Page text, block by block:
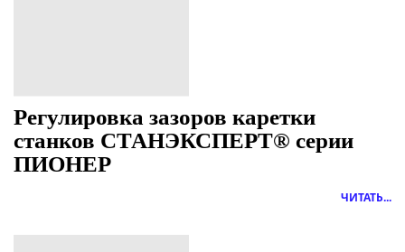
Регулировка зазоров каретки
станков СТАНЭКСПЕРТ® серии
ПИОНЕР
ЧИТАТЬ...